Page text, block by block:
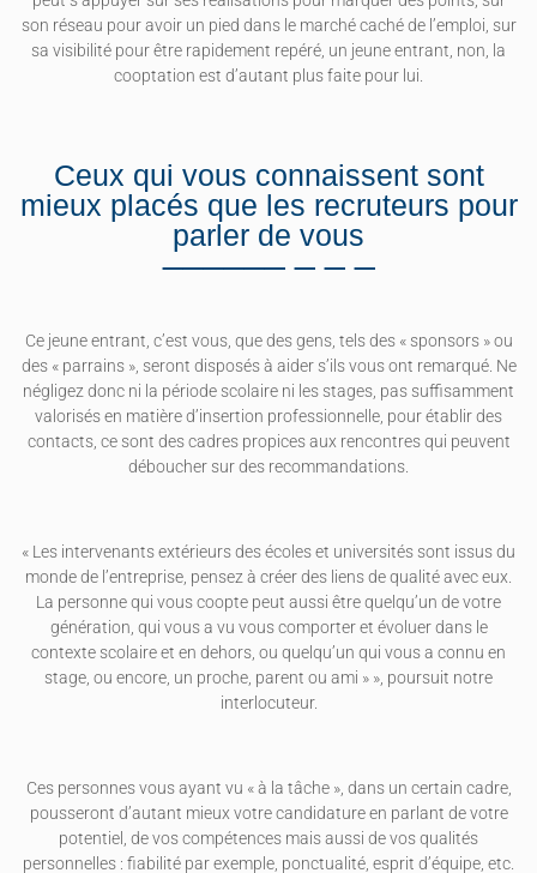
son réseau pour avoir un pied dans le marché caché de l’emploi, sur
sa visibilité pour être rapidement repéré, un jeune entrant, non, la
cooptation est d’autant plus faite pour lui.
Ceux qui vous connaissent sont
mieux placés que les recruteurs pour
parler de vous
Ce jeune entrant, c’est vous, que des gens, tels des « sponsors » ou
des « parrains », seront disposés à aider s’ils vous ont remarqué. Ne
négligez donc ni la période scolaire ni les stages, pas suffisamment
valorisés en matière d’insertion professionnelle, pour établir des
contacts, ce sont des cadres propices aux rencontres qui peuvent
déboucher sur des recommandations.
« Les intervenants extérieurs des écoles et universités sont issus du
monde de l’entreprise, pensez à créer des liens de qualité avec eux.
La personne qui vous coopte peut aussi être quelqu’un de votre
génération, qui vous a vu vous comporter et évoluer dans le
contexte scolaire et en dehors, ou quelqu’un qui vous a connu en
stage, ou encore, un proche, parent ou ami » », poursuit notre
interlocuteur.
Ces personnes vous ayant vu « à la tâche », dans un certain cadre,
pousseront d’autant mieux votre candidature en parlant de votre
potentiel, de vos compétences mais aussi de vos qualités
personnelles : fiabilité par exemple, ponctualité, esprit d’équipe, etc.